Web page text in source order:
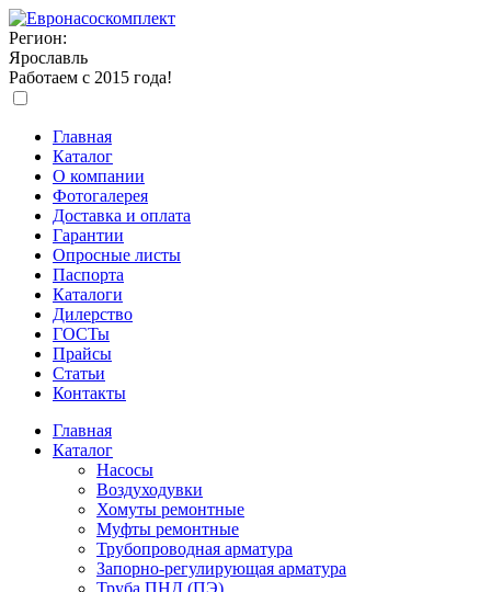
Регион:
Ярославль
Работаем с 2015 года!
Главная
Каталог
О компании
Фотогалерея
Доставка и оплата
Гарантии
Опросные листы
Паспорта
Каталоги
Дилерство
ГОСТы
Прайсы
Статьи
Контакты
Главная
Каталог
Насосы
Воздуходувки
Хомуты ремонтные
Муфты ремонтные
Трубопроводная арматура
Запорно-регулирующая арматура
Труба ПНД (ПЭ)